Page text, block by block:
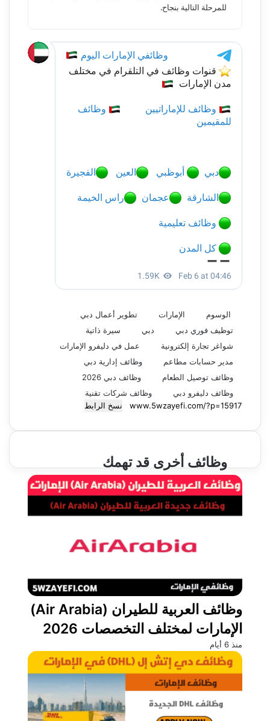
للمرحلة التالية بنجاح.
الوسوم الإمارات
تطوير أعمال دبي
توظيف فوري دبي
دبي
سيرة ذاتية
شواغر تجارة إلكترونية
عمل في دليفرو الإمارات
مدير حسابات مطاعم
وظائف إدارية دبي
وظائف توصيل الطعام
وظائف دبي 2026
وظائف دليفرو دبي
وظائف شركات تقنية
نسخ الرابط
وظائف أخرى قد تهمك
وظائف العربية للطيران (Air Arabia)
الإمارات لمختلف التخصصات 2026
منذ 6 أيام